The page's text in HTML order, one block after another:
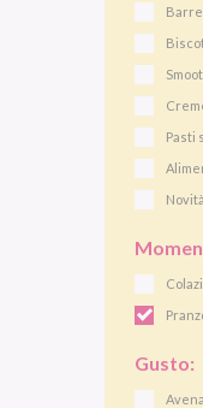
Pasti
Novità
Gusto:
Avena